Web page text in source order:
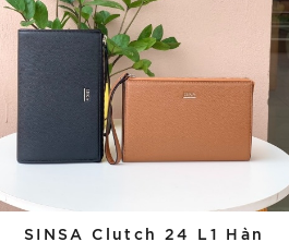
SINSA Clutch 24 L1 Hàn